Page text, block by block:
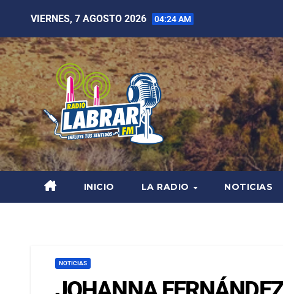
VIERNES, 7 AGOSTO 2026 04:24 AM
INICIO LA RADIO NOTICIAS
NOTICIAS